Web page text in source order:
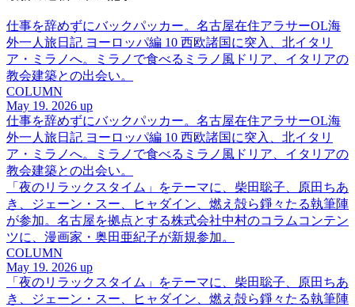
仕事を辞めずにバックパッカー。名古屋在住アラサーOL海
外一人旅日記 ヨーロッパ編 10 西欧諸国に突入、北イタリ
ア・ミラノへ。ミラノで食べるミラノ風ドリア、イタリアの
教会建築との出会い。
COLUMN
May 19. 2026 up
仕事を辞めずにバックパッカー。名古屋在住アラサーOL海
外一人旅日記 ヨーロッパ編 10 西欧諸国に突入、北イタリ
ア・ミラノへ。ミラノで食べるミラノ風ドリア、イタリアの
教会建築との出会い。
「夜のリラックスタイム」をテーマに、柴田聡子、原田ちあ
き、ジェーン・スー、ヒャダイン、燃え殻ら錚々たる執筆陣
が参加。名古屋を拠点とする株式会社中村のコラムコンテン
ツに、漫画家・奥田亜紀子が新規参加。
COLUMN
May 19. 2026 up
「夜のリラックスタイム」をテーマに、柴田聡子、原田ちあ
き、ジェーン・スー、ヒャダイン、燃え殻ら錚々たる執筆陣